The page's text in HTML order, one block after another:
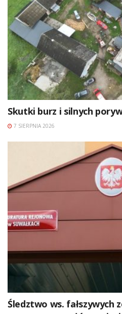
Skutki burz i silnych
7 SIERPNIA 2026
Śledztwo ws. fałszywych